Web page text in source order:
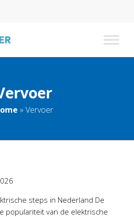
» Vervoer
steps in Nederland De
populariteit van de elektrische